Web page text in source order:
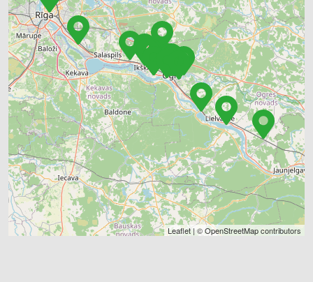
Leaflet | ©OpenStreetMapcontributors